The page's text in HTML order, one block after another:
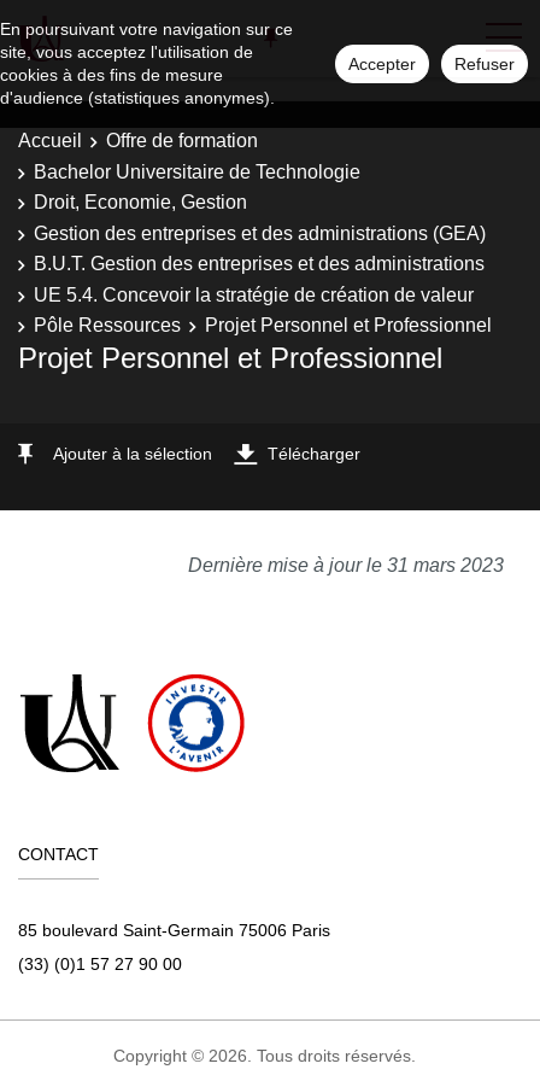
En poursuivant votre navigation sur ce
site, vous acceptez l'utilisation de
cookies à des fins de mesure
d'audience (statistiques anonymes).
Accepter Refuser
Accueil
Offre de formation
Bachelor Universitaire de Technologie
Droit, Economie, Gestion
Gestion des entreprises et des administrations (GEA)
B.U.T. Gestion des entreprises et des administrations
UE 5.4. Concevoir la stratégie de création de valeur
Pôle Ressources
Projet Personnel et Professionnel
Projet Personnel et Professionnel
Ajouter à la sélection Télécharger
Dernière mise à jour le 31 mars 2023
CONTACT
85 boulevard Saint-Germain 75006 Paris
(33) (0)1 57 27 90 00
Copyright © 2026. Tous droits réservés.